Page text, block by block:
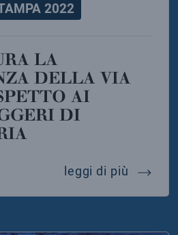
2022
DELLA VIA
AI
DI
leggi di più alice